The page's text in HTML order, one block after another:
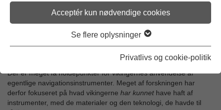
Acceptér kun nødvendige cookies
Se flere oplysninger
Privatlivs og cookie-politik
at man kan sejle lange stræk over åbent hav uden en eller anden
form for navigationsinstrument. Men selvom man kender enkelte
genstande fra vikingetiden, derkanhave fungeret som
navigationsinstrumenter, ved vi ikke med sikkerhed, om
Der er meget få holdepunkter for vikingernes anvendelse af
egentlige navigationsinstrumenter. Meget af forskningen har
derfor fokuseret på hvad vikingerne har kunnet have haft af
instrumenter, med de materialer og den teknologi, de havde til